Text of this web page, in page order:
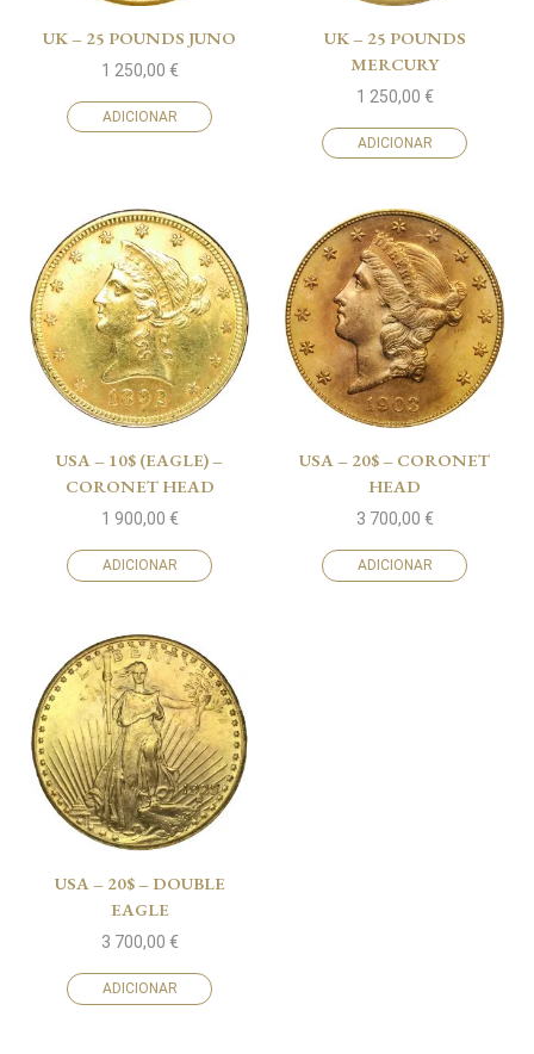
UK – 25 POUNDS JUNO
1 250,00 €
ADICIONAR
UK – 25 POUNDS
MERCURY
1 250,00 €
ADICIONAR
USA – 10$ (EAGLE) –
CORONET HEAD
1 900,00 €
ADICIONAR
USA – 20$ – CORONET
HEAD
3 700,00 €
ADICIONAR
USA – 20$ – DOUBLE
EAGLE
3 700,00 €
ADICIONAR